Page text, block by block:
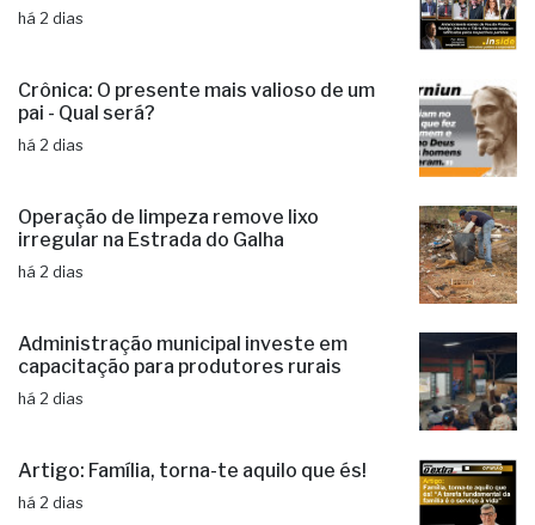
há 2 dias
Crônica: O presente mais valioso de um
pai - Qual será?
há 2 dias
Operação de limpeza remove lixo
irregular na Estrada do Galha
há 2 dias
Administração municipal investe em
capacitação para produtores rurais
há 2 dias
Artigo: Família, torna-te aquilo que és!
há 2 dias